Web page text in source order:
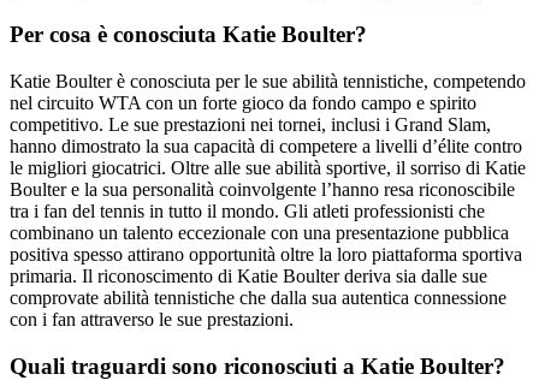
Per cosa è conosciuta Katie Boulter?
Katie Boulter è conosciuta per le sue abilità tennistiche, competendo
nel circuito WTA con un forte gioco da fondo campo e spirito
competitivo. Le sue prestazioni nei tornei, inclusi i Grand Slam,
hanno dimostrato la sua capacità di competere a livelli d’élite contro
le migliori giocatrici. Oltre alle sue abilità sportive, il sorriso di Katie
Boulter e la sua personalità coinvolgente l’hanno resa riconoscibile
tra i fan del tennis in tutto il mondo. Gli atleti professionisti che
combinano un talento eccezionale con una presentazione pubblica
positiva spesso attirano opportunità oltre la loro piattaforma sportiva
primaria. Il riconoscimento di Katie Boulter deriva sia dalle sue
comprovate abilità tennistiche che dalla sua autentica connessione
con i fan attraverso le sue prestazioni.
Quali traguardi sono riconosciuti a Katie Boulter?